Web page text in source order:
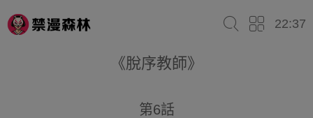
22:37
《脫序教師》
第6話